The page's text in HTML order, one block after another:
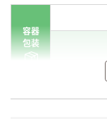
容器
包装